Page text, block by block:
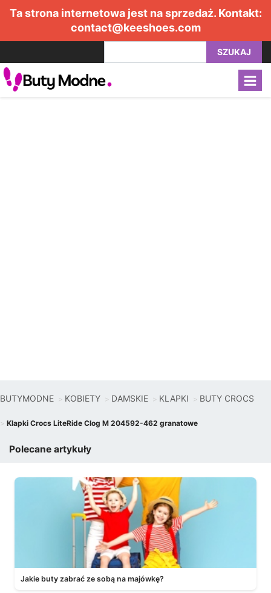
Ta strona internetowa jest na sprzedaż. Kontakt:
contact@keeshoes.com
SZUKAJ
BUTYMODNE KOBIETY DAMSKIE KLAPKI BUTY CROCS
Klapki Crocs LiteRide Clog M 204592-462 granatowe
Polecane artykuły
Jakie buty zabrać ze sobą na majówkę?